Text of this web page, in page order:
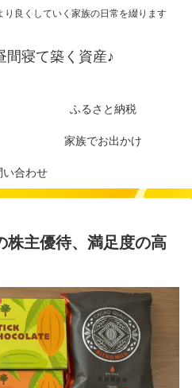
良くしていく家族の日常を綴ります
間寝て築く資産♪
ふるさと納税
家族でお出かけ
い合わせ
株主優待、満足度の高